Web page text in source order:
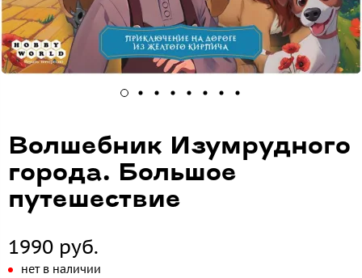
Волшебник Изумрудного
города. Большое
путешествие
1990 руб.
нет в наличии